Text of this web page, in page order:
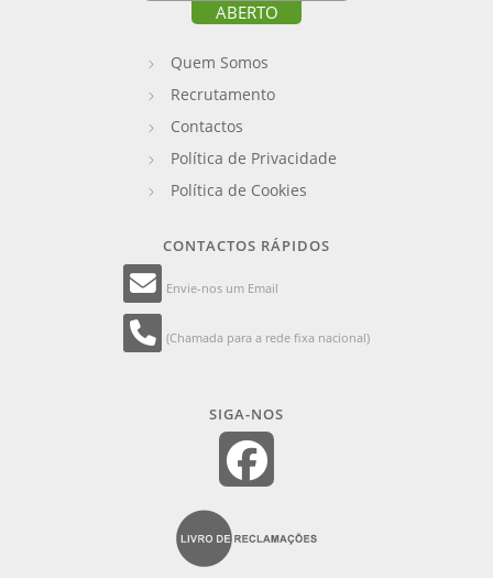
ABERTO
Quem Somos
Recrutamento
Contactos
Política de Privacidade
Política de Cookies
CONTACTOS RÁPIDOS
Envie-nos um Email
(Chamada para a rede fixa nacional)
SIGA-NOS